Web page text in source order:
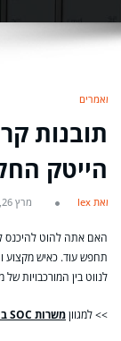
מאמרים
תובנות
הייטק
מאת lex מרץ 26, 2024
האם אתה להוט להיכנס
תחפש עוד. כאיש מקצוע
לנווט בין המורכבויות
>> למגווןמשרות SOC באתר SeeHR